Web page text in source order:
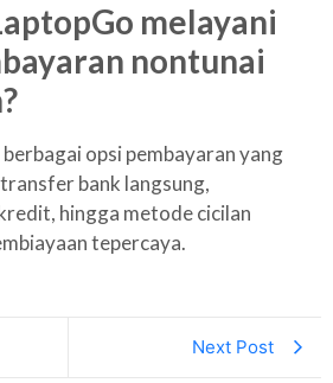
melayani
nontunai
opsi pembayaran yang
bank langsung,
hingga metode cicilan
tepercaya.
Next Post